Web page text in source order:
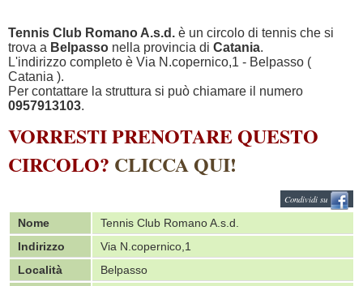
Tennis Club Romano A.s.d. è un circolo di tennis che si
trova a Belpasso nella provincia di Catania.
L'indirizzo completo è Via N.copernico,1 - Belpasso (
Catania ).
Per contattare la struttura si può chiamare il numero
0957913103.
VORRESTI PRENOTARE QUESTO
CIRCOLO? CLICCA QUI!
Condividi su
Nome
Tennis Club Romano A.s.d.
Indirizzo
Via N.copernico,1
Località
Belpasso